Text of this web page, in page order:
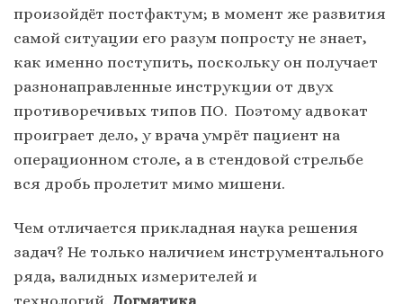
произойдёт постфактум; в момент же развития
самой ситуации его разум попросту не знает,
как именно поступить, поскольку он получает
разнонаправленные инструкции от двух
противоречивых типов ПО. Поэтому адвокат
проиграет дело, у врача умрёт пациент на
операционном столе, а в стендовой стрельбе
вся дробь пролетит мимо мишени.
Чем отличается прикладная наука решения
задач? Не только наличием инструментального
ряда, валидных измерителей и